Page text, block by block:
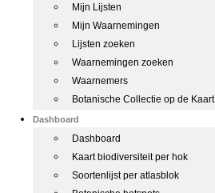
Mijn Lijsten
Mijn Waarnemingen
Lijsten zoeken
Waarnemingen zoeken
Waarnemers
Botanische Collectie op de Kaart
Dashboard
Dashboard
Kaart biodiversiteit per hok
Soortenlijst per atlasblok